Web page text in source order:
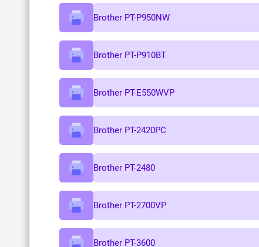
Brother PT-P950NW
Brother PT-P910BT
Brother PT-E550WVP
Brother PT-2420PC
Brother PT-2480
Brother PT-2700VP
Brother PT-3600